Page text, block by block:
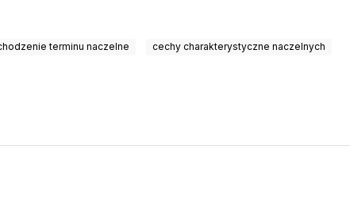
terminu naczelne cechy charakterystyczne naczelnych